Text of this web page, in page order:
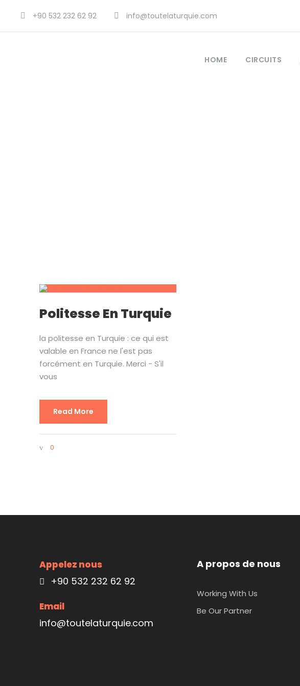
+90 532 232 62 92 info@toutelaturquie.com
HOME CIRCUITS
Politesse En Turquie
la politesse en Turquie : ce qui est
valable en France ne l'est pas
forcément en Turquie. Merci - S'il
vous
Read More
0
Appelez nous
+90 532 232 62 92
Email
info@toutelaturquie.com
A propos de nous
Working With Us
Be Our Partner